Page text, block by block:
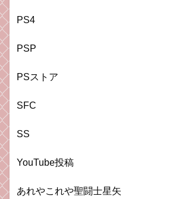
PS4
PSP
PSストア
SFC
SS
YouTube投稿
あれやこれや聖闘士星矢